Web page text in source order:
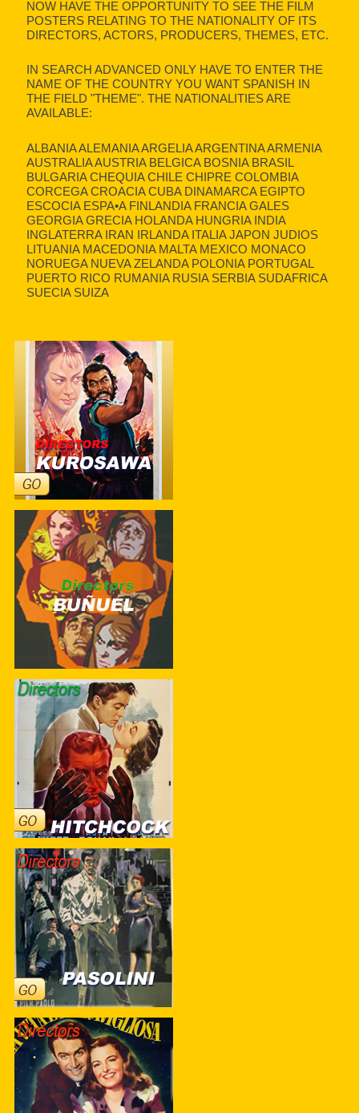
NOW HAVE THE OPPORTUNITY TO SEE THE FILM
POSTERS RELATING TO THE NATIONALITY OF ITS
DIRECTORS, ACTORS, PRODUCERS, THEMES, ETC.
IN SEARCH ADVANCED ONLY HAVE TO ENTER THE
NAME OF THE COUNTRY YOU WANT SPANISH IN
THE FIELD "THEME". THE NATIONALITIES ARE
AVAILABLE:
ALBANIA ALEMANIA ARGELIA ARGENTINA ARMENIA
AUSTRALIA AUSTRIA BELGICA BOSNIA BRASIL
BULGARIA CHEQUIA CHILE CHIPRE COLOMBIA
CORCEGA CROACIA CUBA DINAMARCA EGIPTO
ESCOCIA ESPA•A FINLANDIA FRANCIA GALES
GEORGIA GRECIA HOLANDA HUNGRIA INDIA
INGLATERRA IRAN IRLANDA ITALIA JAPON JUDIOS
LITUANIA MACEDONIA MALTA MEXICO MONACO
NORUEGA NUEVA ZELANDA POLONIA PORTUGAL
PUERTO RICO RUMANIA RUSIA SERBIA SUDAFRICA
SUECIA SUIZA